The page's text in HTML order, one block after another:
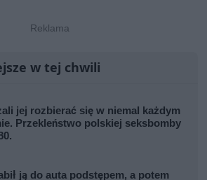
w tej chwili
jej rozbierać się w niemal każdym
Przekleństwo polskiej seksbomby
ją do auta podstępem, a potem